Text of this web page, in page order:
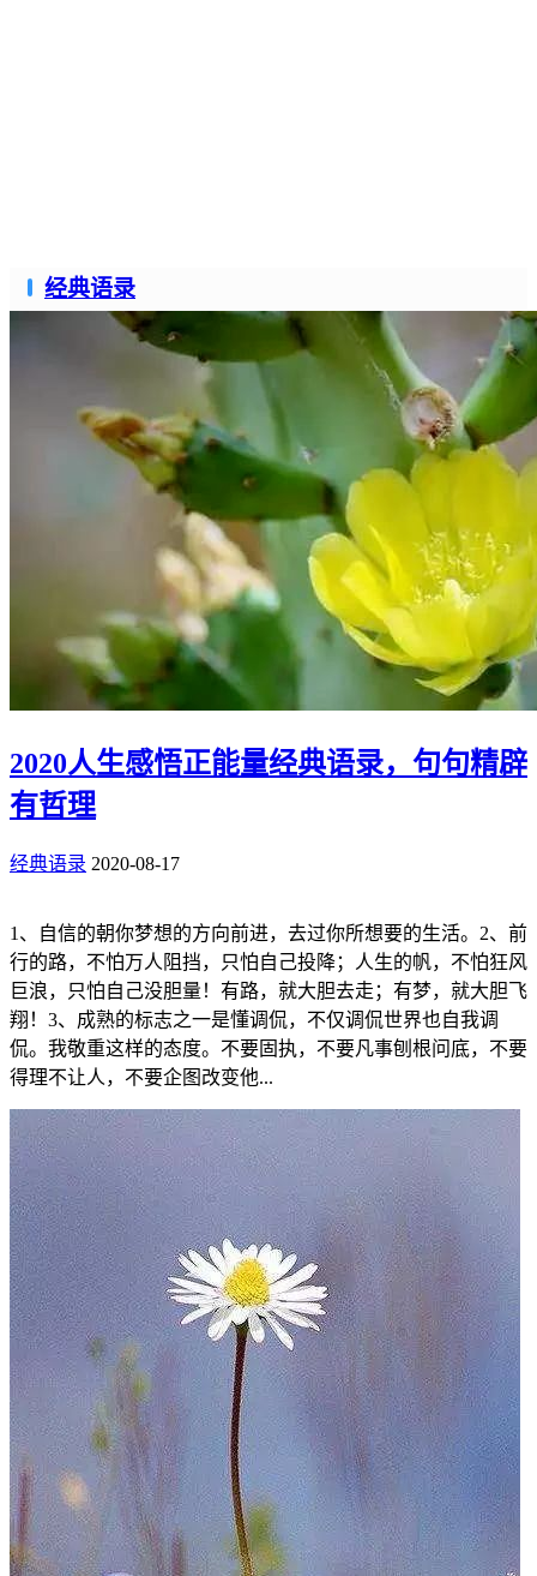
经典语录
2020人生感悟正能量经典语录，句句精辟
有哲理
经典语录 2020-08-17
1、自信的朝你梦想的方向前进，去过你所想要的生活。2、前
行的路，不怕万人阻挡，只怕自己投降；人生的帆，不怕狂风
巨浪，只怕自己没胆量！有路，就大胆去走；有梦，就大胆飞
翔！3、成熟的标志之一是懂调侃，不仅调侃世界也自我调
侃。我敬重这样的态度。不要固执，不要凡事刨根问底，不要
得理不让人，不要企图改变他...